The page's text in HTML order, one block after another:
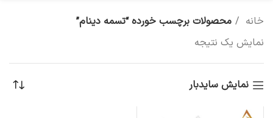
خانه
محصولات برچسب خورده “تسمه دینام”
نمایش یک نتیجه
نمایش سایدبار